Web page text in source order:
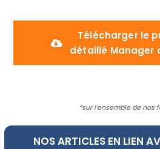
Télécharger le
détaillé Manager
*sur l’ensemble de nos
NOS ARTICLES EN LIEN